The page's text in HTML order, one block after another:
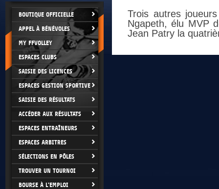
BOUTIQUE OFFICIELLE
APPEL À BÉNÉVOLES
MY FFVOLLEY
ESPACES CLUBS
SAISIE DES LICENCES
ESPACES GESTION SPORTIVE
SAISIE DES RÉSULTATS
ACCÉDER AUX RÉSULTATS
ESPACES ENTRAÎNEURS
ESPACES ARBITRES
SÉLECTIONS EN PÔLES
TROUVER UN TOURNOI
BOURSE À L'EMPLOI
Trois autres
Ngapeth, élu MVP
Jean Patry la